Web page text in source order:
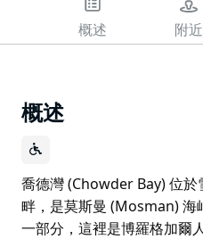
概述 附近
概述
喬德灣 (Chowder Bay) 位
畔，是莫斯曼 (Mosman)
一部分，這裡是博羅格加爾